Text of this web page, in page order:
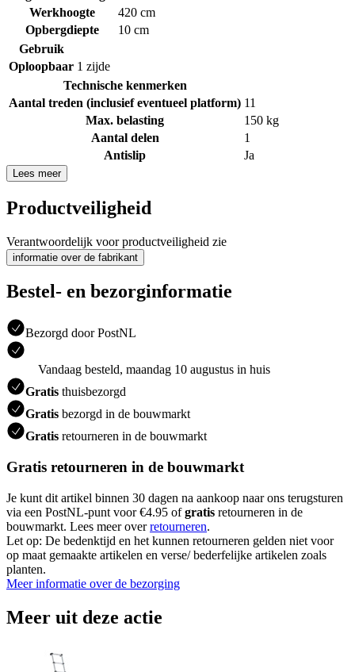
Werkhoogte
420 cm
Opbergdiepte
10 cm
Gebruik
Oploopbaar 1 zijde
Technische kenmerken
Aantal treden (inclusief eventueel platform) 11
Max. belasting
150 kg
Aantal delen
1
Antislip
Ja
Lees meer
Productveiligheid
Verantwoordelijk voor productveiligheid zie
informatie over de fabrikant
Bestel- en bezorginformatie
Bezorgd door PostNL
Vandaag besteld, maandag 10 augustus in huis
Gratis thuisbezorgd
Gratis bezorgd in de bouwmarkt
Gratis retourneren in de bouwmarkt
Gratis retourneren in de bouwmarkt
Je kunt dit artikel binnen 30 dagen na aankoop naar ons terugsturen
via een PostNL-punt voor €4.95 ofgratis retourneren in de
bouwmarkt. Lees meer overretourneren.
Let op: De bedenktijd en het kunnen retourneren gelden niet voor
op maat gemaakte artikelen en verse/ bederfelijke artikelen zoals
planten.
Meer informatie over de bezorging
Meer uit deze actie